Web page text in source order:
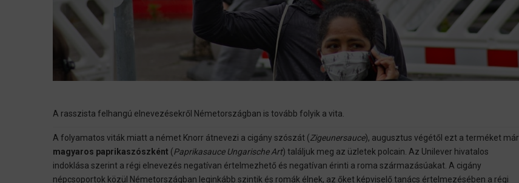
A rasszista felhangú elnevezésekről Németországban is tovább folyik a vita.
A folyamatos viták miatt a német Knorr átnevezi a cigány szószát (Zigeunersauce), augusztus végétől ezt a terméket már
magyaros paprikaszószként (Paprikasauce Ungarische Art) találjuk meg az üzletek polcain. Az Unilever hivatalos
indoklása szerint a régi elnevezés negatívan értelmezhető és negatívan érinti a roma származásúakat. A cigány
népcsoportok közül Németországban leginkább szintik és romák élnek, az őket képviselő tanács értelmezésében a régi